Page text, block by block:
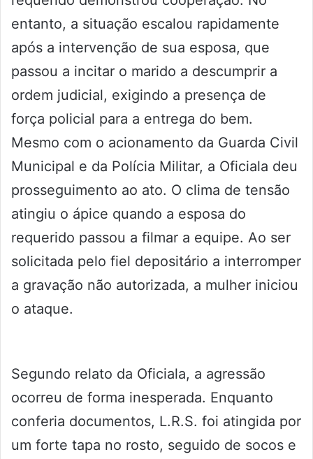
entanto, a situação escalou rapidamente
após a intervenção de sua esposa, que
passou a incitar o marido a descumprir a
ordem judicial, exigindo a presença de
força policial para a entrega do bem.
Mesmo com o acionamento da Guarda Civil
Municipal e da Polícia Militar, a Oficiala deu
prosseguimento ao ato. O clima de tensão
atingiu o ápice quando a esposa do
requerido passou a filmar a equipe. Ao ser
solicitada pelo fiel depositário a interromper
a gravação não autorizada, a mulher iniciou
o ataque.
Segundo relato da Oficiala, a agressão
ocorreu de forma inesperada. Enquanto
conferia documentos, L.R.S. foi atingida por
um forte tapa no rosto, seguido de socos e